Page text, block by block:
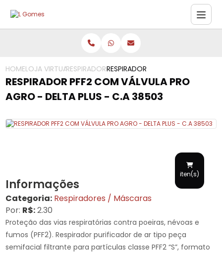
iten(s)
HOMELOJA VIRTUALRESPIRADORES / MÁSCARAS
RESPIRADOR PFF2 COM VÁLVULA
RESPIRADOR PFF2 COM VÁLVULA PRO
AGRO - DELTA PLUS - C.A 38503
Informações
Categoria: Respiradores / Máscaras
Por: R$:2.30
Proteção das vias respiratórias contra poeiras, névoas e
fumos (PFF2). Respirador purificador de ar tipo peça
semifacial filtrante para partículas classe PFF2 “S”, formato